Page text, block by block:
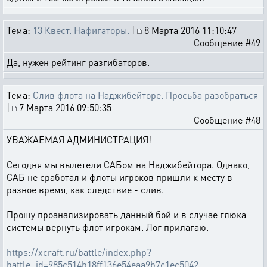
Тема: 13 Квест. Нафигаторы. |
8 Марта 2016 11:10:47
Сообщение #49
Да, нужен рейтинг разгибаторов.
Тема: Слив флота на Наджибейторе. Просьба разобраться
|
7 Марта 2016 09:50:35
Сообщение #48
УВАЖАЕМАЯ АДМИНИСТРАЦИЯ!
Сегодня мы вылетели САБом на Наджибейтора. Однако,
САБ не сработал и флоты игроков пришли к месту в
разное время, как следствие - слив.
Прошу проанализировать данный бой и в случае глюка
системы вернуть флот игрокам. Лог прилагаю.
https://xcraft.ru/battle/index.php?
battle_id=985c514b18ff136e54eaa9b7c1ec5042